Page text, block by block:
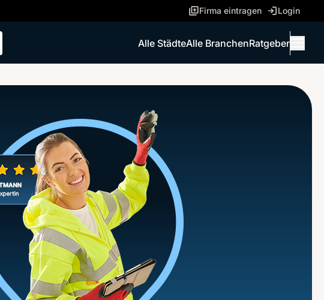
Firma eintragen Login
Alle StädteAlle BranchenRatgeber